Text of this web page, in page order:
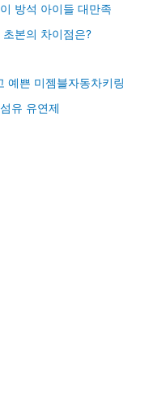
방석 아이들 대만족
본의 차이점은?
예쁜 미젬블자동차키링
유 유연제